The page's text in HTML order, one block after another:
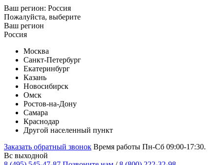
Ваш регион: Россия
Пожалуйста, выберите
Ваш регион
Россия
Москва
Санкт-Петербург
Екатеринбург
Казань
Новосибирск
Омск
Ростов-на-Дону
Самара
Краснодар
Другой населенный пункт
Заказать обратный звонок Время работы Пн-Сб 09:00-17:30.
Вс выходной